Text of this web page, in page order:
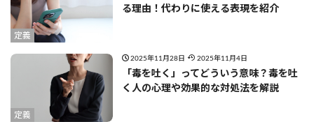
定義
る理由！代わりに使える表現を紹介
定義
2025年11月28日 2025年11月4日
「毒を吐く」ってどういう意味？毒を吐
く人の心理や効果的な対処法を解説